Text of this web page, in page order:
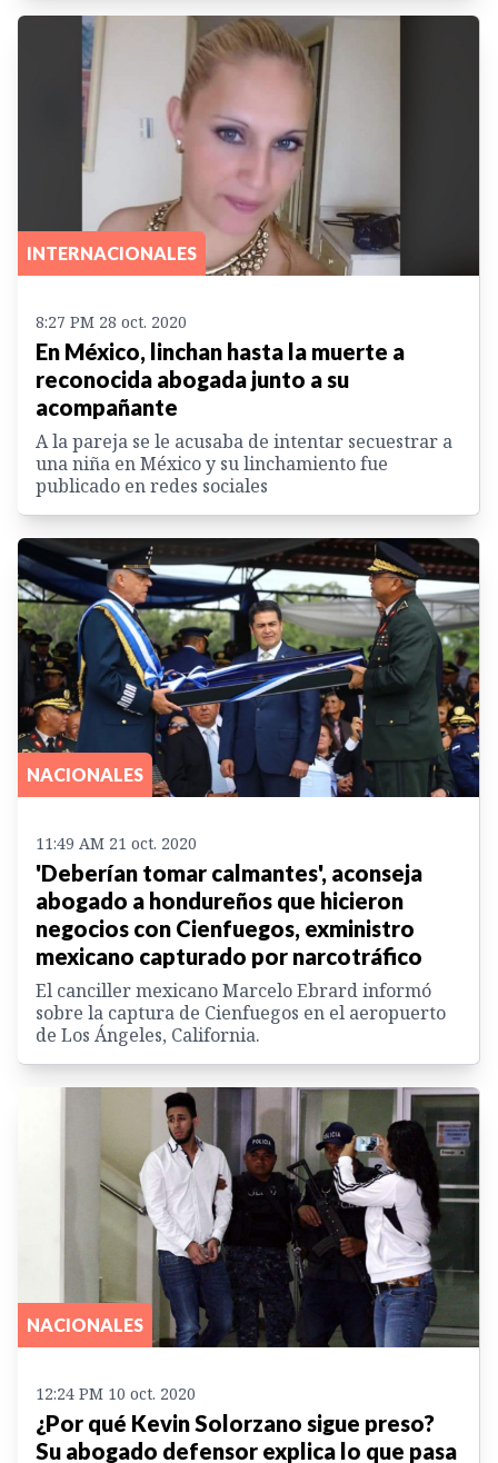
INTERNACIONALES
8:27 PM 28 oct. 2020
En México, linchan hasta la muerte a
reconocida abogada junto a su
acompañante
A la pareja se le acusaba de intentar secuestrar a
una niña en México y su linchamiento fue
publicado en redes sociales
NACIONALES
11:49 AM 21 oct. 2020
'Deberían tomar calmantes', aconseja
abogado a hondureños que hicieron
negocios con Cienfuegos, exministro
mexicano capturado por narcotráfico
El canciller mexicano Marcelo Ebrard informó
sobre la captura de Cienfuegos en el aeropuerto
de Los Ángeles, California.
NACIONALES
12:24 PM 10 oct. 2020
¿Por qué Kevin Solorzano sigue preso?
Su abogado defensor explica lo que pasa